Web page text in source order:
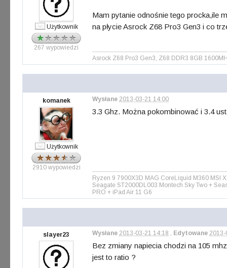
Użytkownik
267 wypowiedzi
Mam pytanie odnośnie tego procka,ile
na płycie Asrock Z68 Pro3 Gen3 i co
Asrock Z68 Pro3 Gen3, Z68 DDR3 8GB
komanek
Użytkownik
2910 wypowiedzi
Wysłane 2013-03-21 14:00
3.3 Ghz. Można pokombinować i 3.4
Ryzen 9 7900X3D MAG CoreLiquid M360 MSI
Seagate ST2000DL003 Montech Sky Two +
PRO + iPad Air 11 G6
slayer23 Wysłane 2013-03-21 14:18 , Edytowane
Bez zmiany napiecia chodzi na 105
jest to ratio ?